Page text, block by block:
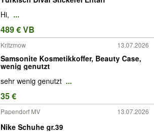
Hi, ...
489 € VB
Kritzmow 13.07.2026
Samsonite Kosmetikkoffer, Beauty Case,
wenig genutzt
sehr wenig genutzt ...
35 €
Papendorf MV 13.07.2026
Nike Schuhe gr.39